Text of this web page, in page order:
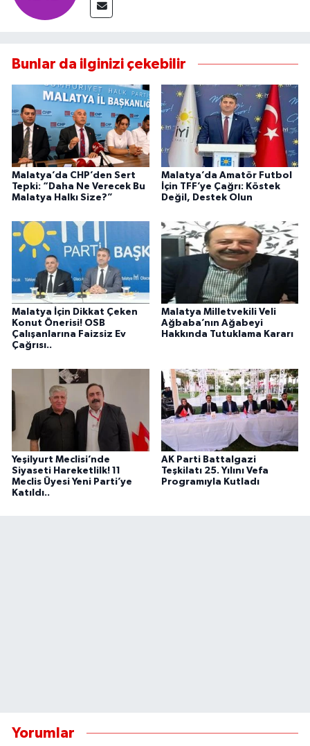
Bunlar da ilginizi çekebilir
Malatya’da CHP’den Sert
Tepki: “Daha Ne Verecek Bu
Malatya Halkı Size?”
Malatya’da Amatör Futbol
İçin TFF’ye Çağrı: Köstek
Değil, Destek Olun
Malatya İçin Dikkat Çeken
Konut Önerisi! OSB
Çalışanlarına Faizsiz Ev
Çağrısı..
Malatya Milletvekili Veli
Ağbaba’nın Ağabeyi
Hakkında Tutuklama Kararı
Yeşilyurt Meclisi’nde
Siyaseti Hareketlilk! 11
Meclis Üyesi Yeni Parti’ye
Katıldı..
AK Parti Battalgazi
Teşkilatı 25. Yılını Vefa
Programıyla Kutladı
Yorumlar